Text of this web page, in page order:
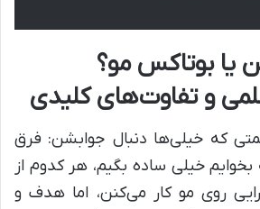
یا بوتاکس مو؟
و تفاوت‌های کلیدی
که خیلی‌ها دنبال جوابشن: فرق
خیلی ساده بگیم، هر کدوم از
روی مو کار می‌کنن، اما هدف و